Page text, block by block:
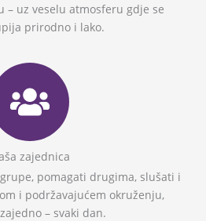
– uz veselu atmosferu gdje se
prirodno i lako.
zajednica
pomagati drugima, slušati i
i podržavajućem okruženju,
– svaki dan.